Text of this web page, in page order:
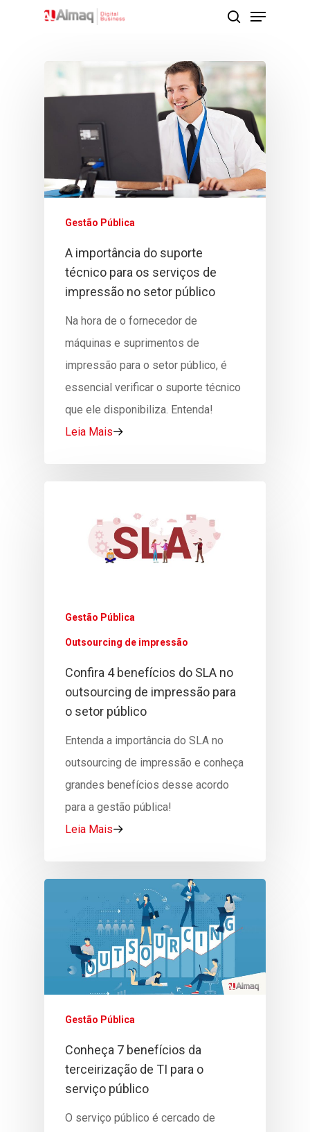
Pressione Enter para pesquisar ou ESC para
fechar
Gestão Pública
A importância do suporte
técnico para os serviços de
impressão no setor público
Na hora de o fornecedor de
máquinas e suprimentos de
impressão para o setor público, é
essencial verificar o suporte técnico
que ele disponibiliza. Entenda!
Leia Mais
Gestão Pública
Outsourcing de impressão
Confira 4 benefícios do SLA no
outsourcing de impressão para
o setor público
Entenda a importância do SLA no
outsourcing de impressão e conheça
grandes benefícios desse acordo
para a gestão pública!
Leia Mais
Gestão Pública
Conheça 7 benefícios da
terceirização de TI para o
serviço público
O serviço público é cercado de